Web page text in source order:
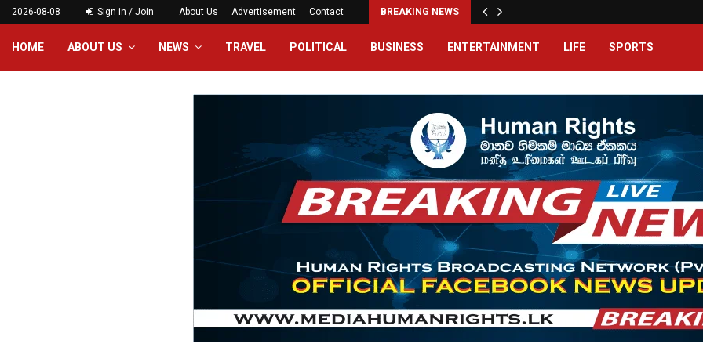
2026-08-08 Sign in / Join About Us Advertisement Contact BREAKING NEWS
HOME ABOUT US NEWS TRAVEL POLITICAL BUSINESS ENTERTAINMENT LIFE SPORTS